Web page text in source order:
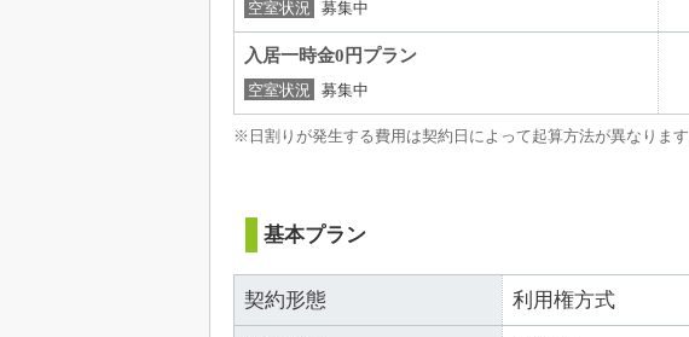
空室状況 募集中
入居一時金0円プラン
空室状況 募集中
※日割りが発生する費用は契約日によって起算方法が異なります
基本プラン
契約形態 利用権方式